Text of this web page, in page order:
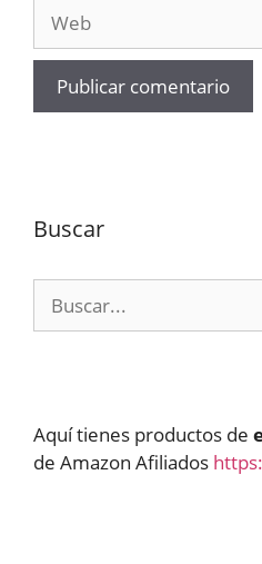
Buscar
Aquí tienes productos de
de Amazon Afiliados